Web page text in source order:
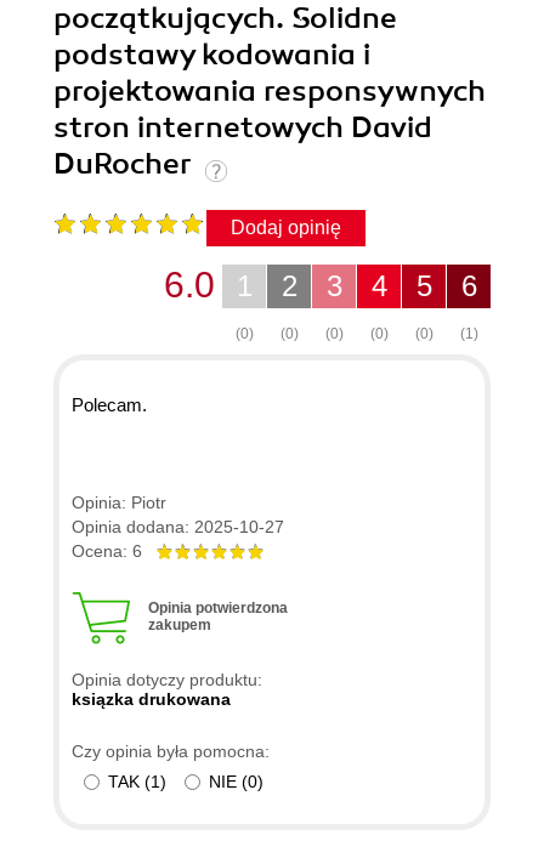
początkujących. Solidne
podstawy kodowania i
projektowania responsywnych
stron internetowych David
DuRocher
Dodaj opinię
6
(1)
5
(0)
4
(0)
3
(0)
2
(0)
1
(0)
6.0
Polecam.
Opinia: Piotr
Opinia dodana: 2025-10-27
Ocena: 6
Opinia potwierdzona
zakupem
Opinia dotyczy produktu:
ksiązka drukowana
Czy opinia była pomocna:
TAK (1) NIE (0)